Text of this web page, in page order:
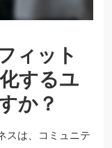
ィット
するユ
か？
スは、コミュニテ